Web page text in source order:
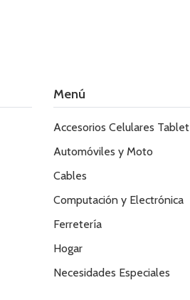
Menú
Accesorios Celulares Tablet
Automóviles y Moto
Cables
Computación y Electrónica
Ferretería
Hogar
Necesidades Especiales